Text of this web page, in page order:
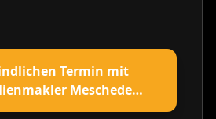
Termin mit
Meschede
vereinbaren